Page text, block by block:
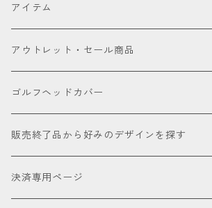
ドライバー
フェアウェイウッド
ユーティリティー
パター
皮革（本革・合成）
国内製高級本革
海外製高級本革
国産織物
金華山（ジャガードパイル）
帆布
アイテム
ゴルフヘッドカバー
ドライバー
ミニドライバー
ゴルフクラブ
ウェッジ
パター
アクセサリー
パターカバーキャッチャー
ケアグッズ
アウトレット・セール商品
アウトレット商品
セール品会場
ゴルフヘッドカバー
お試し
販売終了品から好みのデザインを探す
色で探す
決済専用ページ